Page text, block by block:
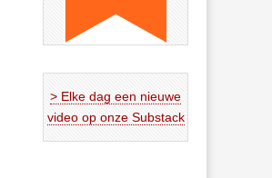
> Elke dag een nieuwe
video op onze Substack